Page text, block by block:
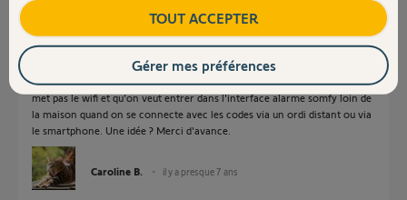
Merci Anna B,
Oui j'ai déjà effectué une RAZ de la carte IP et refait aussi le paramétrage
Ce qui coince c'est la connection "à distance", c'est à dire quand on ne
met pas le wifi et qu'on veut entrer dans l'interface alarme somfy loin de
la maison quand on se connecte avec les codes via un ordi distant ou via
le smartphone. Une idée ? Merci d'avance.
Caroline B. il y a presque 7 ans
TOUT ACCEPTER
Gérer mes préférences